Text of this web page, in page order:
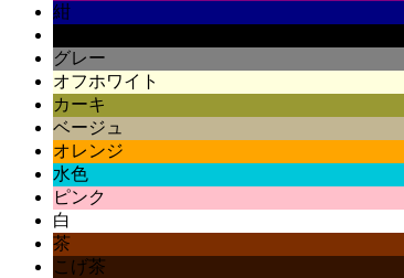
紺
グレー
オフホワイト
カーキ
ベージュ
オレンジ
水色
ピンク
白
茶
こげ茶